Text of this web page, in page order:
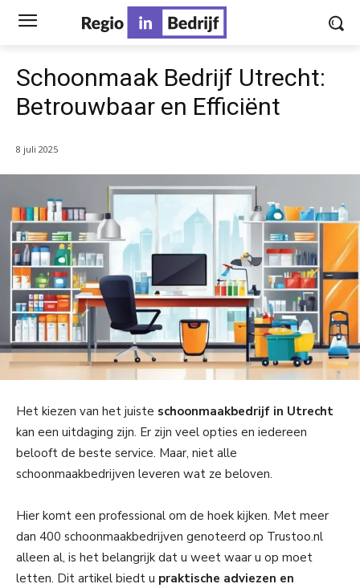
Schoonmaak Bedrijf Utrecht:
Betrouwbaar en Efficiënt
8 juli 2025
Het kiezen van het juiste schoonmaakbedrijf in Utrecht
kan een uitdaging zijn. Er zijn veel opties en iedereen
belooft de beste service. Maar, niet alle
schoonmaakbedrijven leveren wat ze beloven.
Hier komt een professional om de hoek kijken. Met meer
dan 400 schoonmaakbedrijven genoteerd op Trustoo.nl
alleen al, is het belangrijk dat u weet waar u op moet
letten. Dit artikel biedt u praktische adviezen en